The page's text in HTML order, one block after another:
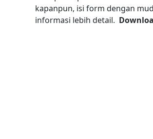
kapanpun, isi form dengan
informasi lebih detail.